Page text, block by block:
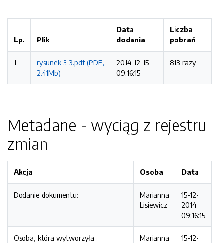
Lp. Plik
Data
dodania
Liczba
pobrań
1
rysunek 3 3.pdf (PDF,
2.41Mb)
2014-12-15
09:16:15
813 razy
Metadane - wyciąg z rejestru
zmian
Akcja Osoba Data
Dodanie dokumentu:
Marianna
Lisiewicz
15-12-
2014
09:16:15
Osoba, która wytworzyła
Marianna
15-12-